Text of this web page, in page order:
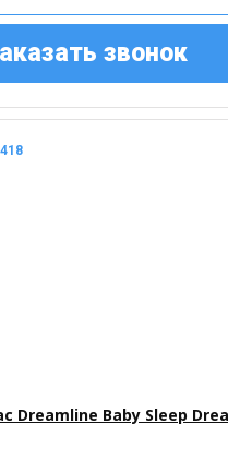
звонок
Dreamline Baby Sleep